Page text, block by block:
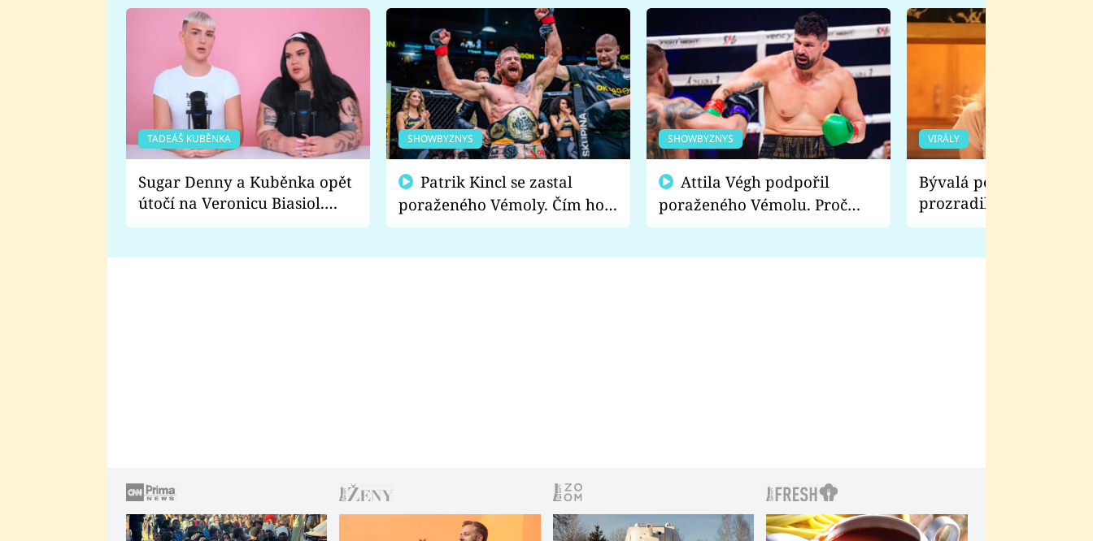
TADEÁŠ KUBĚNKA
Sugar Denny a Kuběnka opět
útočí na Veronicu Biasiol.
Proč je podle nich falešná a
SHOWBYZNYS
poraženého Vémoly. Čím ho
fanoušci naštvali?
SHOWBYZNYS
poraženého Vémolu. Proč
chce raději zápasit s ním než
VIRÁLY
Bývalá pornoherečka
prozradila, co ji
natáčení Euforie.